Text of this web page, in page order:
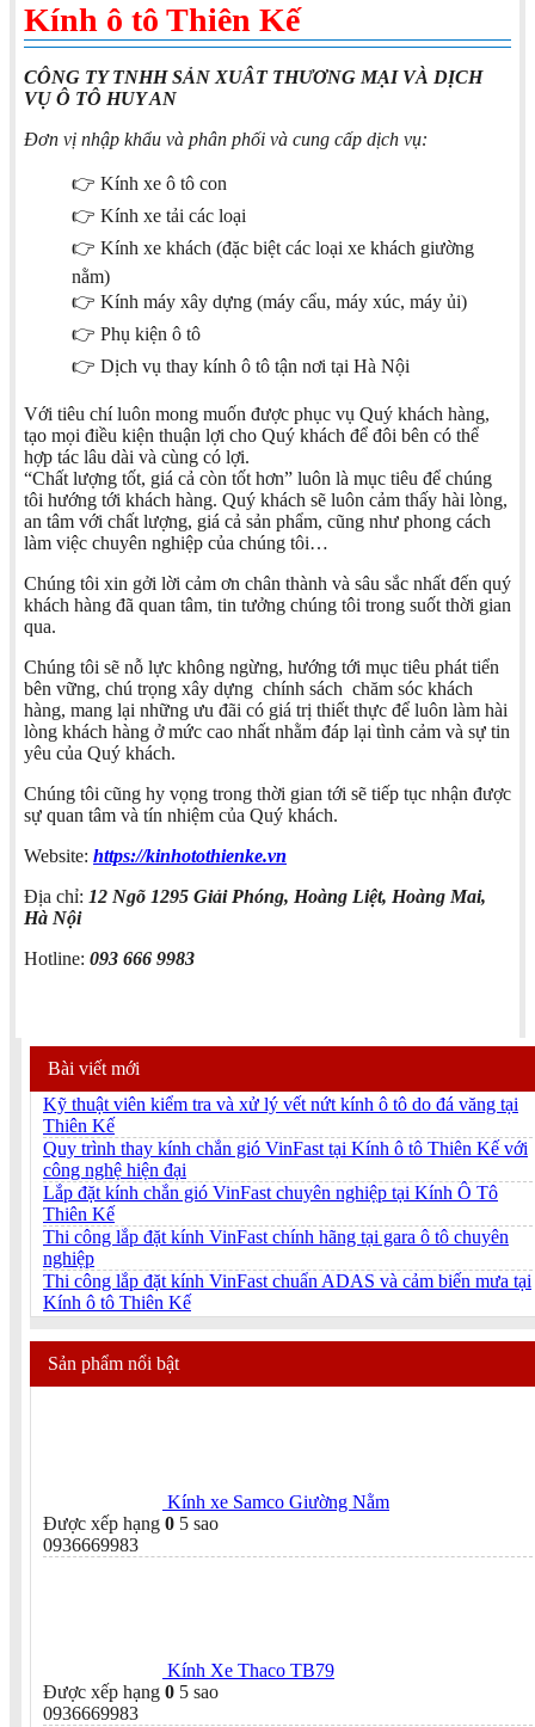
Kính ô tô Thiên Kế
CÔNG TY TNHH SẢN XUÂT THƯƠNG MẠI VÀ DỊCH
VỤ Ô TÔ HUY AN
Đơn vị nhập khẩu và phân phối và cung cấp dịch vụ:
👉 Kính xe ô tô con
👉 Kính xe tải các loại
👉 Kính xe khách (đặc biệt các loại xe khách giường
nằm)
👉 Kính máy xây dựng (máy cẩu, máy xúc, máy ủi)
👉 Phụ kiện ô tô
👉 Dịch vụ thay kính ô tô tận nơi tại Hà Nội
Với tiêu chí luôn mong muốn được phục vụ Quý khách hàng,
tạo mọi điều kiện thuận lợi cho Quý khách để đôi bên có thể
hợp tác lâu dài và cùng có lợi.
“Chất lượng tốt, giá cả còn tốt hơn” luôn là mục tiêu để chúng
tôi hướng tới khách hàng. Quý khách sẽ luôn cảm thấy hài lòng,
an tâm với chất lượng, giá cả sản phẩm, cũng như phong cách
làm việc chuyên nghiệp của chúng tôi…
Chúng tôi xin gởi lời cảm ơn chân thành và sâu sắc nhất đến quý
khách hàng đã quan tâm, tin tưởng chúng tôi trong suốt thời gian
qua.
Chúng tôi sẽ nỗ lực không ngừng, hướng tới mục tiêu phát tiển
bên vững, chú trọng xây dựng chính sách chăm sóc khách
hàng, mang lại những ưu đãi có giá trị thiết thực để luôn làm hài
lòng khách hàng ở mức cao nhất nhằm đáp lại tình cảm và sự tin
yêu của Quý khách.
Chúng tôi cũng hy vọng trong thời gian tới sẽ tiếp tục nhận được
sự quan tâm và tín nhiệm của Quý khách.
Website: https://kinhotothienke.vn
Địa chỉ: 12 Ngõ 1295 Giải Phóng, Hoàng Liệt, Hoàng Mai,
Hà Nội
Hotline: 093 666 9983
Bài viết mới
Kỹ thuật viên kiểm tra và xử lý vết nứt kính ô tô do đá văng tại
Thiên Kế
Quy trình thay kính chắn gió VinFast tại Kính ô tô Thiên Kế với
công nghệ hiện đại
Lắp đặt kính chắn gió VinFast chuyên nghiệp tại Kính Ô Tô
Thiên Kế
Thi công lắp đặt kính VinFast chính hãng tại gara ô tô chuyên
nghiệp
Thi công lắp đặt kính VinFast chuẩn ADAS và cảm biến mưa tại
Kính ô tô Thiên Kế
Sản phẩm nổi bật
Kính xe Samco Giường Nằm
Được xếp hạng 0 5 sao
0936669983
Kính Xe Thaco TB79
Được xếp hạng 0 5 sao
0936669983